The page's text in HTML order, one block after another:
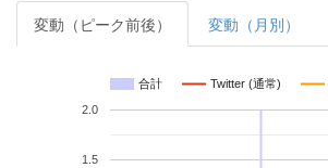
変動（ピーク前後） 変動（月別）
合計 Twitter (通常)
1.5
2.0